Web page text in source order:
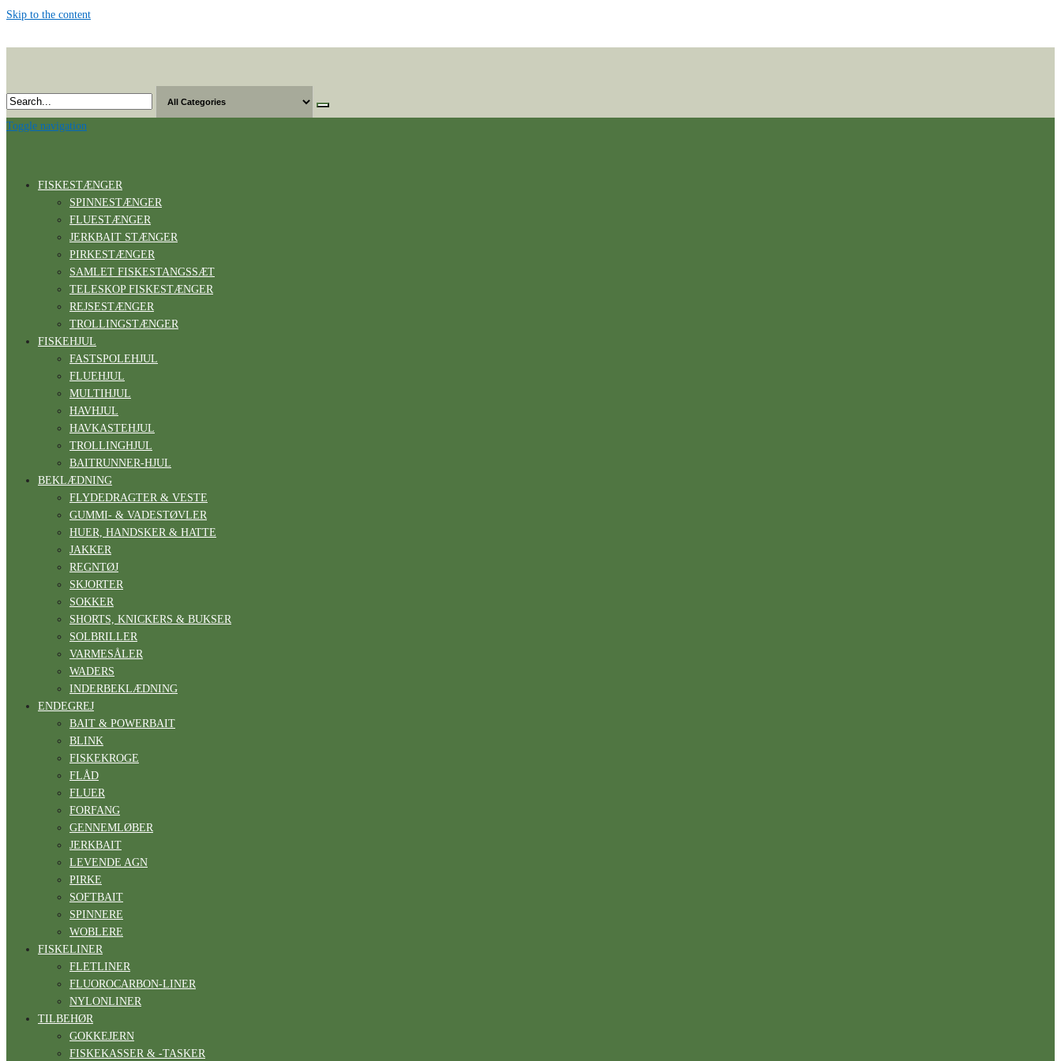
Skip to the content
Toggle navigation
FISKESTÆNGER
SPINNESTÆNGER
FLUESTÆNGER
JERKBAIT STÆNGER
PIRKESTÆNGER
SAMLET FISKESTANGSSÆT
TELESKOP FISKESTÆNGER
REJSESTÆNGER
TROLLINGSTÆNGER
FISKEHJUL
FASTSPOLEHJUL
FLUEHJUL
MULTIHJUL
HAVHJUL
HAVKASTEHJUL
TROLLINGHJUL
BAITRUNNER-HJUL
BEKLÆDNING
FLYDEDRAGTER & VESTE
GUMMI- & VADESTØVLER
HUER, HANDSKER & HATTE
JAKKER
REGNTØJ
SKJORTER
SOKKER
SHORTS, KNICKERS & BUKSER
SOLBRILLER
VARMESÅLER
WADERS
INDERBEKLÆDNING
ENDEGREJ
BAIT & POWERBAIT
BLINK
FISKEKROGE
FLÅD
FLUER
FORFANG
GENNEMLØBER
JERKBAIT
LEVENDE AGN
PIRKE
SOFTBAIT
SPINNERE
WOBLERE
FISKELINER
FLETLINER
FLUOROCARBON-LINER
NYLONLINER
TILBEHØR
GOKKEJERN
FISKEKASSER & -TASKER